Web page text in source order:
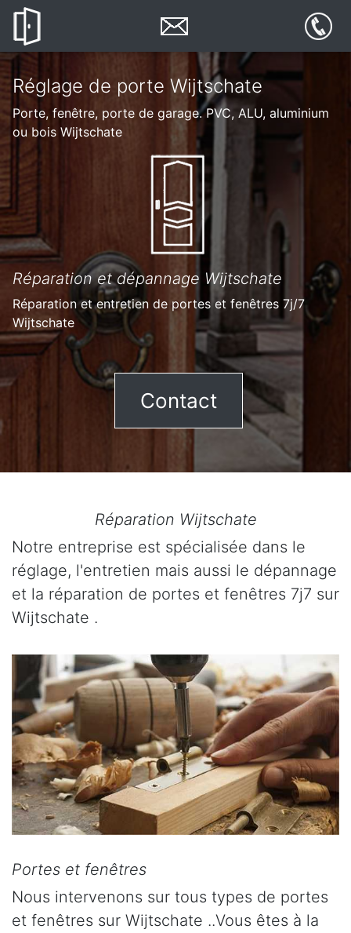
Réglage de porte Wijtschate
Porte, fenêtre, porte de garage. PVC, ALU, aluminium
ou bois Wijtschate
Réparation et dépannage Wijtschate
Réparation et entretien de portes et fenêtres 7j/7
Wijtschate
Contact
Réparation Wijtschate
Notre entreprise est spécialisée dans le
réglage, l'entretien mais aussi le dépannage
et la réparation de portes et fenêtres 7j7 sur
Wijtschate .
Portes et fenêtres
Nous intervenons sur tous types de portes
et fenêtres sur Wijtschate ..Vous êtes à la